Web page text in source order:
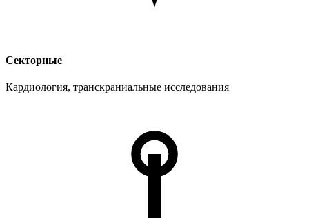
Секторные
Кардиология, транскраниальные исследования